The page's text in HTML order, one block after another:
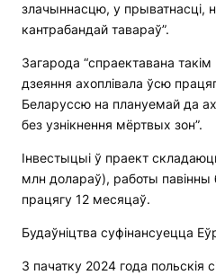
злачыннасцю, у прыватнасці,
кантрабандай тавараў”.
Загарода “спраектавана
дзеяння ахоплівала ўсю
Беларуссю на плануемай да
без узнікнення мёртвых зон”.
Інвестыцыі ў праект
млн долараў), работы
працягу 12 месяцаў.
Будаўніцтва суфінансуецца
З пачатку 2024 года польскія